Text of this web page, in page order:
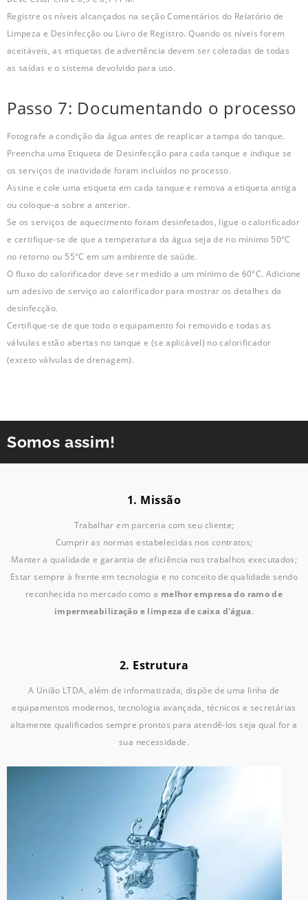
Registre os níveis alcançados na seção Comentários do Relatório de
Limpeza e Desinfecção ou Livro de Registro. Quando os níveis forem
aceitáveis, as etiquetas de advertência devem ser coletadas de todas
as saídas e o sistema devolvido para uso.
Passo 7: Documentando o processo
Fotografe a condição da água antes de reaplicar a tampa do tanque.
Preencha uma Etiqueta de Desinfecção para cada tanque e indique se
os serviços de inatividade foram incluídos no processo.
Assine e cole uma etiqueta em cada tanque e remova a etiqueta antiga
ou coloque-a sobre a anterior.
Se os serviços de aquecimento foram desinfetados, ligue o calorificador
e certifique-se de que a temperatura da água seja de no mínimo 50°C
no retorno ou 55°C em um ambiente de saúde.
O fluxo do calorificador deve ser medido a um mínimo de 60°C. Adicione
um adesivo de serviço ao calorificador para mostrar os detalhes da
desinfecção.
Certifique-se de que todo o equipamento foi removido e todas as
válvulas estão abertas no tanque e (se aplicável) no calorificador
(exceto válvulas de drenagem).
Somos assim!
1. Missão
Trabalhar em parceria com seu cliente;
Cumprir as normas estabelecidas nos contratos;
Manter a qualidade e garantia de eficiência nos trabalhos executados;
Estar sempre à frente em tecnologia e no conceito de qualidade sendo
reconhecida no mercado como a melhor empresa do ramo de
impermeabilização e limpeza de caixa d'água.
2. Estrutura
A União LTDA, além de informatizada, dispõe de uma linha de
equipamentos modernos, tecnologia avançada, técnicos e secretárias
altamente qualificados sempre prontos para atendê-los seja qual for a
sua necessidade.